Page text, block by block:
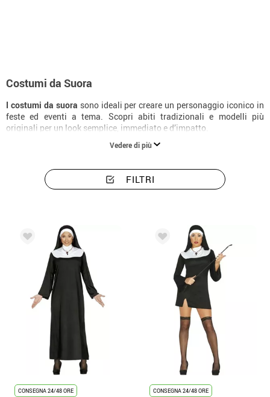
Costumi da Suora
I costumi da suora sono ideali per creare un personaggio iconico in
feste ed eventi a tema. Scopri abiti tradizionali e modelli più
originali per un look semplice, immediato e d’impatto.
Vedere di più
FILTRI
CONSEGNA 24/48 ORE
CONSEGNA 24/48 ORE